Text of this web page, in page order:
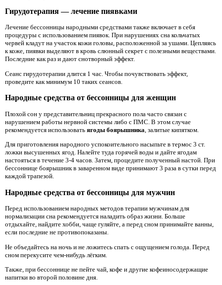
Гирудотерапия — лечение пиявками
Лечение бессонницы народными средствами также включает в себя
процедуры с использованием пиявок. При нарушениях сна кольчатых
червей кладут на участок кожи головы, расположенной за ушами. Цепляясь
к коже, пиявки выделяют в кровь слюнный секрет с полезными веществами.
Последние как раз и дают снотворный эффект.
Сеанс гирудотерапии длится 1 час. Чтобы почувствовать эффект,
проведите как минимум 10 таких сеансов.
Народные средства от бессонницы для женщин
Плохой сон у представительниц прекрасного пола часто связан с
нарушением работы нервной системы либо с ПМС. В этом случае
рекомендуется использовать ягоды боярышника , залитые кипятком.
Для приготовления народного успокоительного насыпьте в термос 3 ст.
ложки высушенных ягод. Налейте туда горячей воды и дайте ягодам
настояться в течение 3-4 часов. Затем, процедите полученный настой. При
бессоннице боярышник в заваренном виде принимают 3 раза в сутки перед
каждой трапезой.
Народные средства от бессонницы для мужчин
Перед использованием народных методов терапии мужчинам для
нормализации сна рекомендуется наладить образ жизни. Больше
отдыхайте, найдите хобби, чаще гуляйте, а перед сном принимайте ванны,
если последние не противопоказаны.
Не объедайтесь на ночь и не ложитесь спать с ощущением голода. Перед
сном перекусите чем-нибудь лёгким.
Также, при бессоннице не пейте чай, кофе и другие кофеиносодержащие
напитки во второй половине дня.